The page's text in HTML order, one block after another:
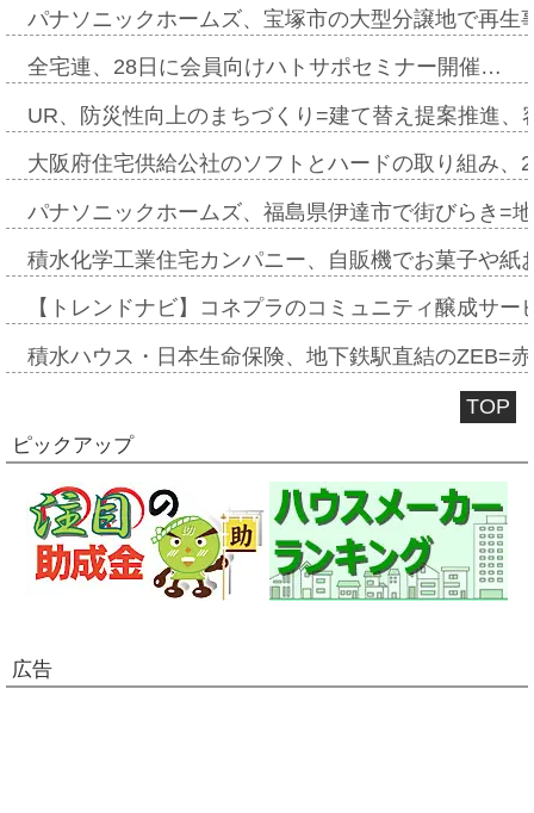
パナソニックホームズ、宝塚市の大型分譲地で再
全宅連、28日に会員向けハトサポセミナー開催…
UR、防災性向上のまちづくり=建て替え提案推進
大阪府住宅供給公社のソフトとハードの取り組み
パナソニックホームズ、福島県伊達市で街びらき=
積水化学工業住宅カンパニー、自販機でお菓子や
【トレンドナビ】コネプラのコミュニティ醸成サ
積水ハウス・日本生命保険、地下鉄駅直結のZEB=
TOP
ピックアップ
広告